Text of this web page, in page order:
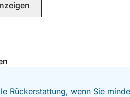
Rückerstattung, wenn Sie